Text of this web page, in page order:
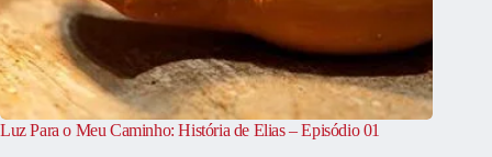
Luz Para o Meu Caminho: História de Elias – Episódio 01